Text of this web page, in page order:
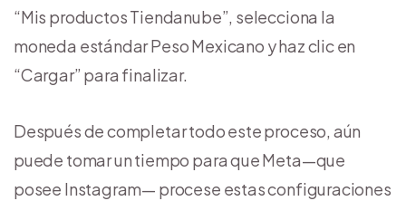
“Mis productos Tiendanube”, selecciona la
moneda estándar Peso Mexicano y haz clic en
“Cargar” para finalizar.
Después de completar todo este proceso, aún
puede tomar un tiempo para que Meta—que
posee Instagram— procese estas configuraciones